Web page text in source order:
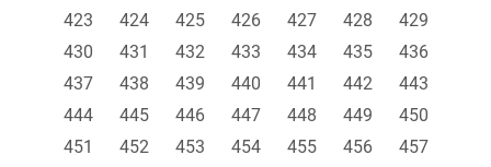
423
424 425 426 427 428
429
430
431 432 433 434 435
436
437
438 439 440 441 442
443
444
445 446 447 448 449
450
451
452 453 454 455 456
457